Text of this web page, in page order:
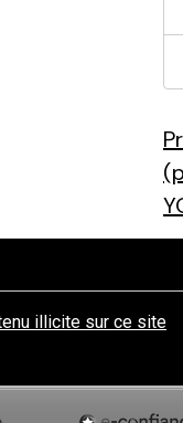
illicite sur ce site